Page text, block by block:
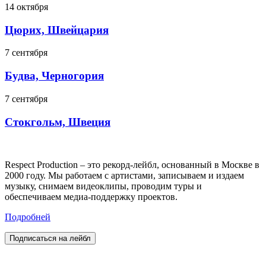
14 октября
Цюрих, Швейцария
7 сентября
Будва, Черногория
7 сентября
Стокгольм, Швеция
Respect Production – это рекорд-лейбл, основанный в Москве в
2000 году. Мы работаем с артистами, записываем и издаем
музыку, снимаем видеоклипы, проводим туры и
обеспечиваем медиа-поддержку проектов.
Подробней
Подписаться на лейбл